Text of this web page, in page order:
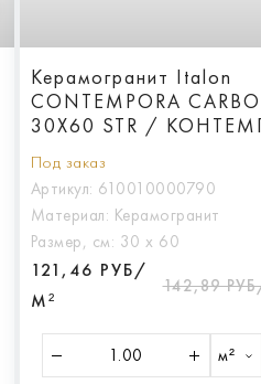
Керамогранит Italon
CONTEMPORA
30X60 STR /
Под заказ
Артикул: 610010000790
Материал: Керамогранит
Размер, см: 30 х 60
121,46 РУБ/
М²
142,89
м²